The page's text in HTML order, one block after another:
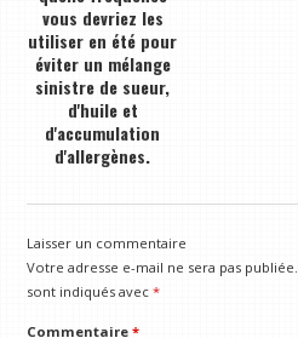
vous devriez les
utiliser en été pour
éviter un mélange
sinistre de sueur,
d'huile et
d'accumulation
d'allergènes.
Laisser un commentaire
Votre adresse e-mail ne sera pas publiée.
sont indiqués avec*
Commentaire*